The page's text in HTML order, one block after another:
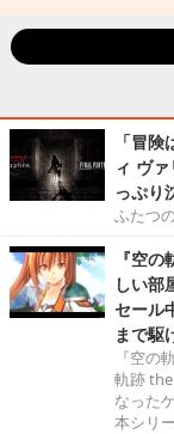
「冒
ィ ヴ
っぷり
ふたつ
『空
しい部
セール
まで駆
『空の
軌跡
なった
本シリ